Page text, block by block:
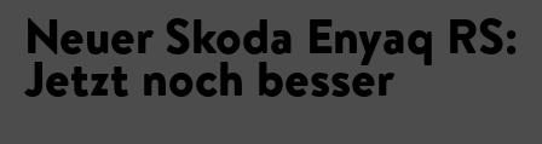
Neuer Skoda Enyaq RS:
Jetzt noch besser